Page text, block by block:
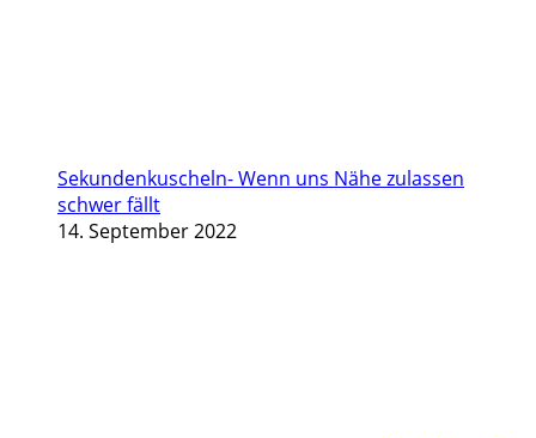
Sekundenkuscheln- Wenn uns Nähe zulassen
schwer fällt
14. September 2022